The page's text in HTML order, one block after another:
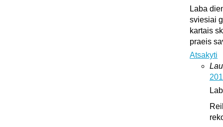
Laba
sviesiai
kartais
praeis
Atsakyti